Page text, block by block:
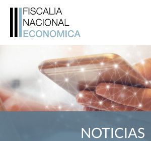
NOTICIAS